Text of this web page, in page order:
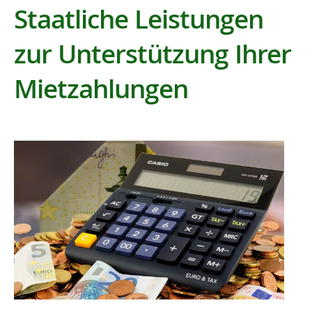
Staatliche Leistungen
zur Unterstützung Ihrer
Mietzahlungen